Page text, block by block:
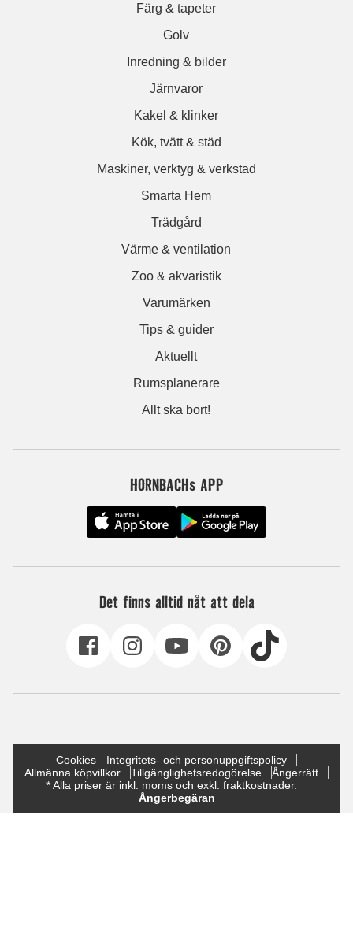
Färg & tapeter
Golv
Inredning & bilder
Järnvaror
Kakel & klinker
Kök, tvätt & städ
Maskiner, verktyg & verkstad
Smarta Hem
Trädgård
Värme & ventilation
Zoo & akvaristik
Varumärken
Tips & guider
Aktuellt
Rumsplanerare
Allt ska bort!
HORNBACHs APP
Det finns alltid nåt att dela
Cookies
Integritets- och personuppgiftspolicy
Allmänna köpvillkor
Tillgänglighetsredogörelse
Ångerrätt
* Alla priser är inkl. moms och exkl. fraktkostnader.
Ångerbegäran